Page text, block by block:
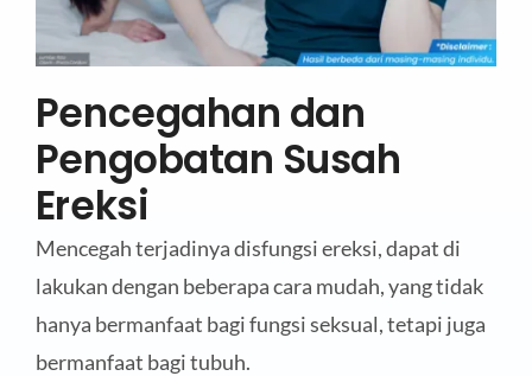
Pencegahan dan
Pengobatan Susah
Ereksi
Mencegah terjadinya disfungsi ereksi, dapat di
lakukan dengan beberapa cara mudah, yang tidak
hanya bermanfaat bagi fungsi seksual, tetapi juga
bermanfaat bagi tubuh.